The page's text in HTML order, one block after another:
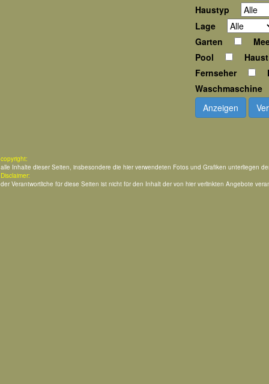
Haustyp
Lage
Garten
Pool
Fernseher
Waschmaschine
Anzeigen
copyright:
alle Inhalte dieser Seiten, insbesondere die hier verwendeten Fotos und Grafiken unterliegen
Disclaimer:
der Verantwortliche für diese Seiten ist nicht für den Inhalt der von hier verlinkten Angebote